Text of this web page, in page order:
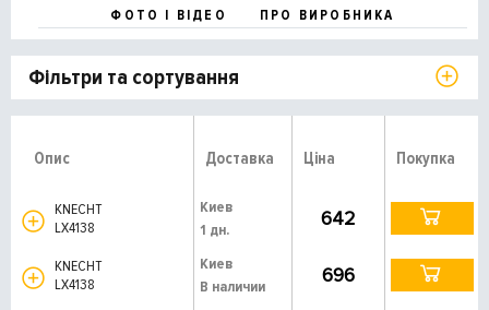
ФОТО І ВІДЕО
ПРО ВИРОБНИКА
Фільтри та сортування
Опис Доставка Ціна Покупка
KNECHT
LX4138
Киев
1 дн.
642
KNECHT
LX4138
Киев
В наличии
696